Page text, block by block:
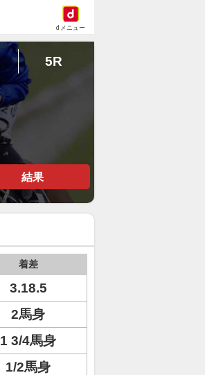
dメニュー
5R
結果
着差
3.18.5
2馬身
1 3/4馬身
1/2馬身